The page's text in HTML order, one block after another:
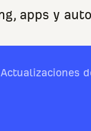
apps y
Actualizaciones